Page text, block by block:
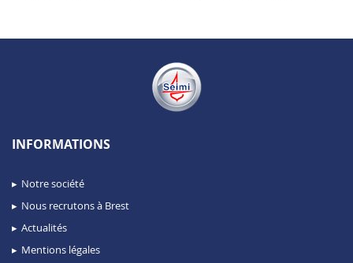
INFORMATIONS
Notre société
Nous recrutons à Brest
Actualités
Mentions légales